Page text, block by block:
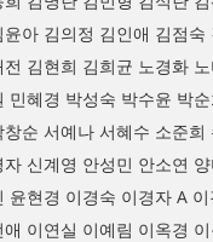
윤아 김의정 김인애 김점숙
김현희 김희균 노경화
민혜경 박성숙 박수윤 박
창순 서예나 서혜수 소준희
자 신계영 안성민 안소연
윤현경 이경숙 이경자 A
이연실 이예림 이옥경